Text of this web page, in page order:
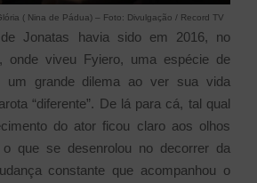
( Nina de Pádua) – Foto: Divulgação / Record TV
Jonatas havia sido em 2016, no
onde viveu Fyiero, uma espécie de
um grande dilema ao ver sua vida
“diferente”. De lá para cá, tal qual
do ator ficou claro aos olhos
o que se desenrolou no decorrer da
constante que acompanhou o